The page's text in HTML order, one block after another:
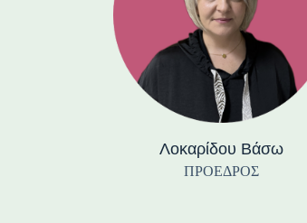
Λοκαρίδου Βάσω
ΠΡΟΕΔΡΟΣ